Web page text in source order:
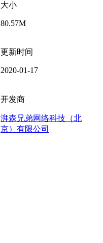
大小
80.57M
更新时间
2020-01-17
开发商
湃森兄弟网络科技（北
京）有限公司